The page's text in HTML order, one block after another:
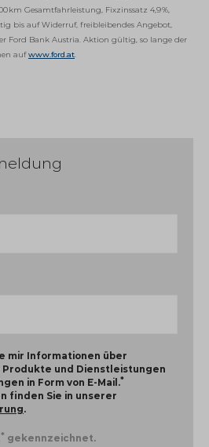
km Gesamtfahrleistung, Fixzinssatz 4,9 %,
bis auf Widerruf, freibleibendes Angebot,
Ford Bank Austria. Aktion gültig, so lange der
aufwww.ford.at
mir Informationen über
und Dienstleistungen
in Form von E-Mail.*
finden Sie in unserer
.
* gekennzeichnet.